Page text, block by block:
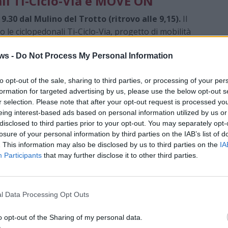
- Do Not Process My Personal Information
opt-out of the sale, sharing to third parties, or processing of your
for targeted advertising by us, please use the below opt-out
selection. Please note that after your opt-out request is processed
interest-based ads based on personal information utilized by us
to third parties prior to your opt-out. You may separately
of your personal information by third parties on the IAB’s list of
This information may also be disclosed by us to third parties on the
Participants that may further disclose it to other third parties.
Data Processing Opt Outs
opt-out of the Sharing of my personal data.
dal Mulino del Trotto (ritrovo alle 9,15). Il
le ciclopedonali Ti-Ciclo-Via, progetto di mobilità
i territori della Valle Olona, della Valle del
ON, iniziativa che collega la Valle Olona con
alla mobilità dolce.
saranno accompagnati daglioperatori di
conoscere aspetti storici e culturali del territorio
alle industrie della Valle
scoperta delle
Mulini di Gurone,luoghi che raccontano il
dell’area.
sposterà invece sul patrimonio industriale che ha
Castiglione Olona, Malnate e della Valle Olona